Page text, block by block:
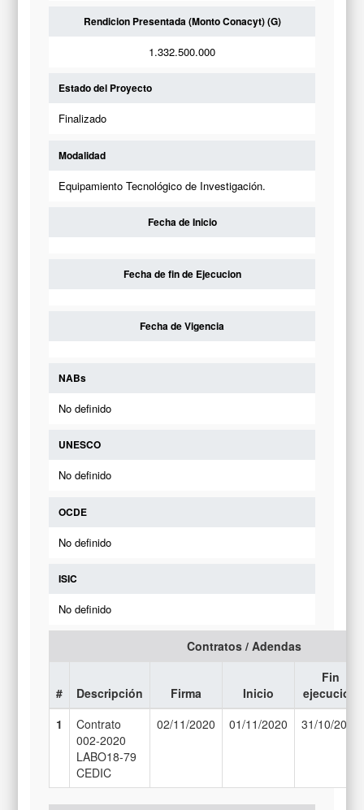
Rendicion Presentada (Monto Conacyt) (G)
1.332.500.000
Estado del Proyecto
Finalizado
Modalidad
Equipamiento Tecnológico de Investigación.
Fecha de Inicio
Fecha de fin de Ejecucion
Fecha de Vigencia
NABs
No definido
UNESCO
No definido
OCDE
No definido
ISIC
No definido
Contratos / Adendas
# Descripción Firma Inicio
Fin
ejecución
1
Contrato
002-2020
LABO18-79
CEDIC
02/11/2020 01/11/2020 31/10/2021